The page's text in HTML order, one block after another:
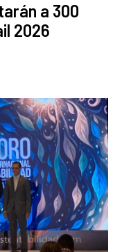
a 300
2026